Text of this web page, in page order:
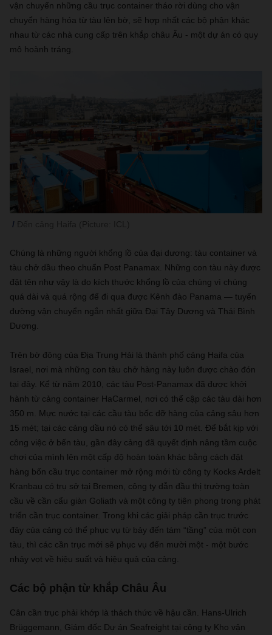
vận chuyển những cầu trục container tháo rời dùng cho vận
chuyển hàng hóa từ tàu lên bờ, sẽ hợp nhất các bộ phận khác
nhau từ các nhà cung cấp trên khắp châu Âu - một dự án có quy
mô hoành tráng.
Chúng là những người khổng lồ của đại dương: tàu container và
tàu chở dầu theo chuẩn Post Panamax. Những con tàu này được
đặt tên như vậy là do kích thước khổng lồ của chúng vì chúng
quá dài và quá rộng để đi qua được Kênh đào Panama — tuyến
đường vận chuyển ngắn nhất giữa Đại Tây Dương và Thái Bình
Dương.
Trên bờ đông của Địa Trung Hải là thành phố cảng Haifa của
Israel, nơi mà những con tàu chở hàng này luôn được chào đón
tại đây. Kể từ năm 2010, các tàu Post-Panamax đã được khởi
hành từ cảng container HaCarmel, nơi có thể cập các tàu dài hơn
350 m. Mực nước tại các cầu tàu bốc dỡ hàng của cảng sâu hơn
15 mét; tại các cảng dầu nó có thể sâu tới 10 mét. Để bắt kịp với
công việc ở bến tàu, gần đây cảng đã quyết định nâng tầm cuộc
chơi của mình lên một cấp độ hoàn toàn khác bằng cách đặt
hàng bốn cầu trục container mở rộng mới từ công ty Kocks Ardelt
Kranbau có trụ sở tại Bremen, công ty dẫn đầu thị trường toàn
cầu về cần cẩu giàn Goliath và một công ty tiên phong trong phát
triển cần trục container. Trong khi các giải pháp cần trục trước
đây của cảng có thể phục vụ từ bảy đến tám “tầng” của một con
tàu, thì các cần trục mới sẽ phục vụ đến mười một - một bước
nhảy vọt về hiệu suất và hiệu quả của cảng.
Các bộ phận từ khắp Châu Âu
Cân cần trục phải khớp là thách thức về hậu cần. Hans-Ulrich
Brüggemann, Giám đốc Dự án Seafreight tại công ty Kho vận